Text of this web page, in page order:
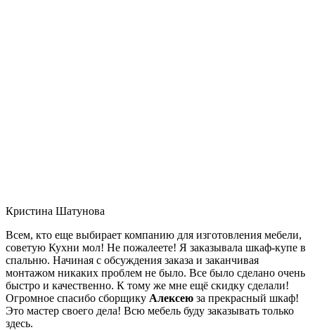
Кристина Шатунова
Всем, кто еще выбирает компанию для изготовления мебели,
советую Кухни мол! Не пожалеете! Я заказывала шкаф-купе в
спальню. Начиная с обсуждения заказа и заканчивая
монтажом никаких проблем не было. Все было сделано очень
быстро и качественно. К тому же мне ещё скидку сделали!
Огромное спасибо сборщику Алексею за прекрасный шкаф!
Это мастер своего дела! Всю мебель буду заказывать только
здесь.